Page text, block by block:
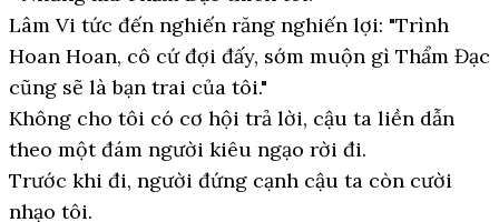
Lâm Vi tức đến nghiến răng nghiến lợi: "Trình
Hoan Hoan, cô cứ đợi đấy, sớm muộn gì Thẩm Đạc
cũng sẽ là bạn trai của tôi."
Không cho tôi có cơ hội trả lời, cậu ta liền dẫn
theo một đám người kiêu ngạo rời đi.
Trước khi đi, người đứng cạnh cậu ta còn cười
nhạo tôi.